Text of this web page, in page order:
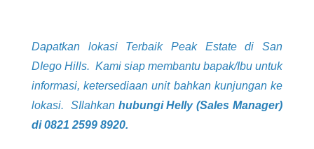
Dapatkan lokasi Terbaik Peak Estate di San
DIego Hills. Kami siap membantu bapak/Ibu untuk
informasi, ketersediaan unit bahkan kunjungan ke
lokasi. SIlahkan hubungi Helly (Sales Manager)
di 0821 2599 8920.